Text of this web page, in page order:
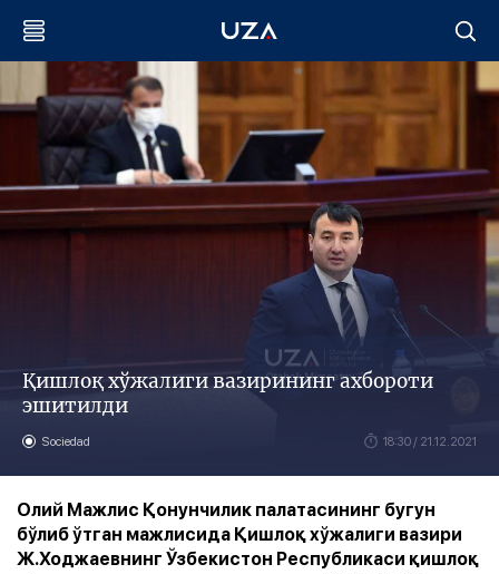
Қишлоқ хўжалиги вазирининг ахбороти
эшитилди
Sociedad 18:30 / 21.12.2021
Олий Мажлис Қонунчилик палатасининг бугун
бўлиб ўтган мажлисида Қишлоқ хўжалиги вазири
Ж.Ходжаевнинг Ўзбекистон Республикаси қишлоқ